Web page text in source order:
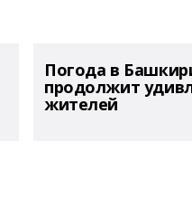
Погода в
продолжит
жителей